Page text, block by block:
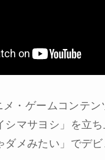
・ゲームコンテン
シマサヨシ」を立ち
メみたい」でデビ